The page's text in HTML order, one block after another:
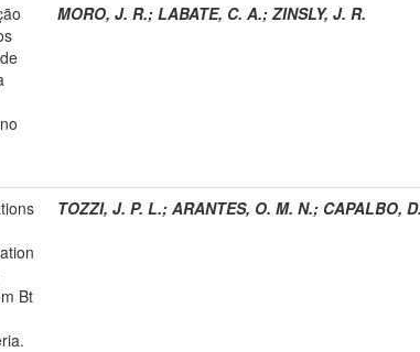
MORO, J. R.; LABATE, C. A.; ZINSLY, J. R.
Bt
TOZZI, J. P. L.; ARANTES, O. M. N.; CAPALBO,